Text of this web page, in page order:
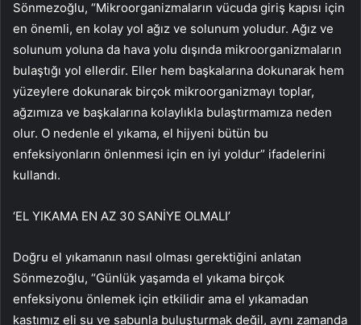
Sönmezoğlu, “Mikroorganizmaların vücuda giriş kapısı için
en önemli, en kolay yol ağız ve solunum yoludur. Ağız ve
solunum yoluna da hava yolu dışında mikroorganizmaların
bulaştığı yol ellerdir. Eller hem başkalarına dokunarak hem
yüzeylere dokunarak birçok mikroorganizmayı toplar,
ağzımıza ve başkalarına kolaylıkla bulaştırmamıza neden
olur. O nedenle el yıkama, el hijyeni bütün bu
enfeksiyonların önlenmesi için en iyi yoldur” ifadelerini
kullandı.
‘EL YIKAMA EN AZ 30 SANİYE OLMALI’
Doğru el yıkamanın nasıl olması gerektiğini anlatan
Sönmezoğlu, “Günlük yaşamda el yıkama birçok
enfeksiyonu önlemek için etkilidir ama el yıkamadan
kastımız eli su ve sabunla buluşturmak değil, aynı zamanda